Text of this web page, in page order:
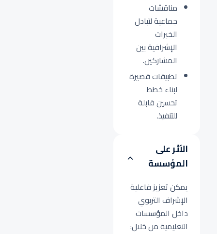
مناقشات
جماعية لتبادل
الخبرات
الإشرافية بين
المشاركين.
تطبيقات قصيرة
لبناء خطط
تحسين قابلة
للتنفيذ.
الأثر على
المؤسسة
يمكن تعزيز فاعلية
الإشراف التربوي
داخل المؤسسات
التعليمية من خلال: